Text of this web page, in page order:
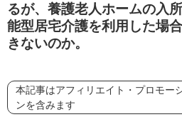
るが、養護老人ホームの入
能型居宅介護を利用した場
きないのか。
本記事はアフィリエイト・プロモー
ンを含みます